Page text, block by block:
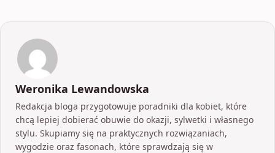
Weronika Lewandowska
Redakcja bloga przygotowuje poradniki dla kobiet, które
chcą lepiej dobierać obuwie do okazji, sylwetki i własnego
stylu. Skupiamy się na praktycznych rozwiązaniach,
wygodzie oraz fasonach, które sprawdzają się w